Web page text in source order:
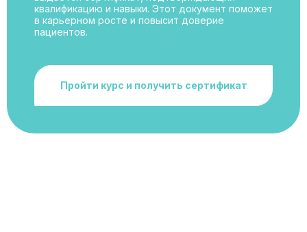
квалификацию и навыки. Этот документ поможет
в карьерном росте и повысит доверие
пациентов.
Пройти курс и получить сертификат